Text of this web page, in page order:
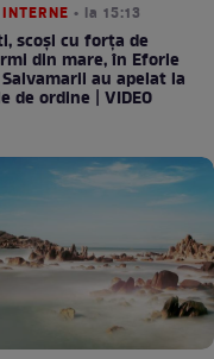
• la 15:13
scoși cu forța de
din mare, în Eforie
au apelat la
de ordine | VIDEO